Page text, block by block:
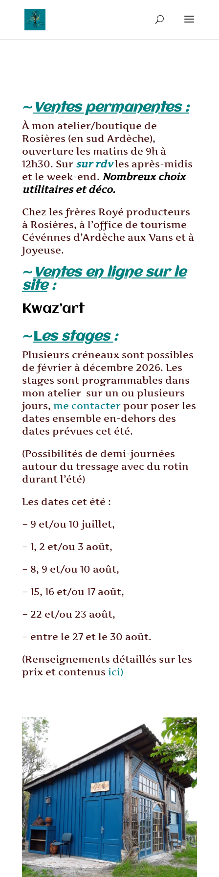
∼ Ventes permanentes:
À mon atelier/boutique de
Rosières (en sud Ardèche),
ouverture les matins de 9h à
12h30. Sur sur rdvles après-midis
et le week-end. Nombreux choix
utilitaires et déco.
Chez les frères Royé producteurs
à Rosières, à l’office de tourisme
Cévénnes d’Ardèche aux Vans et à
Joyeuse.
∼ Ventes en lignesur le
site:
Kwaz’art
∼Les stages :
Plusieurs créneaux sont possibles
de février à décembre 2026. Les
stages sont programmables dans
mon atelier sur un ou plusieurs
jours, me contacterpour poser les
dates ensemble en-dehors des
dates prévues cet été.
(Possibilités de demi-journées
autour du tressage avec du rotin
durant l’été)
Les dates cet été :
– 9 et/ou 10 juillet,
– 1, 2 et/ou 3 août,
– 8, 9 et/ou 10 août,
– 15, 16 et/ou 17 août,
– 22 et/ou 23 août,
– entre le 27 et le 30 août.
(Renseignements détaillés sur les
prix et contenus ici)